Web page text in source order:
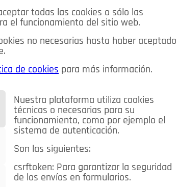
OPINIÓN IN SALUD 🔴 EN DIRECTO
todas las cookies o sólo las
el funcionamiento del sitio web.
no necesarias hasta haber aceptado
de cookies para más información.
Nuestra plataforma utiliza cookies
técnicas o necesarias para su
funcionamiento, como por ejemplo el
sistema de autenticación.
Son las siguientes:
csrftoken: Para garantizar la seguridad
de los envíos en formularios.